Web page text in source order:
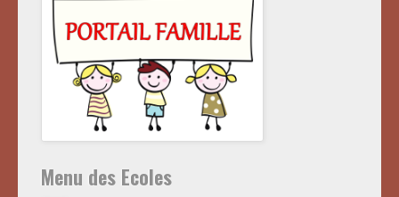
Menu des Ecoles